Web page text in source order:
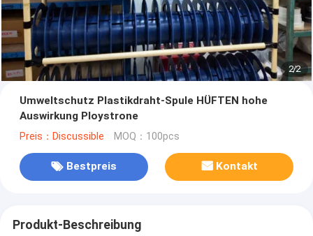
2/2
Umweltschutz Plastikdraht-Spule HÜFTEN hohe
Auswirkung Ploystrone
Preis：Discussible MOQ：100pcs
Bestpreis Kontakt
Produkt-Beschreibung